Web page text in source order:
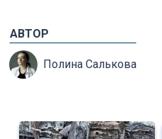
АВТОР
Полина Салькова